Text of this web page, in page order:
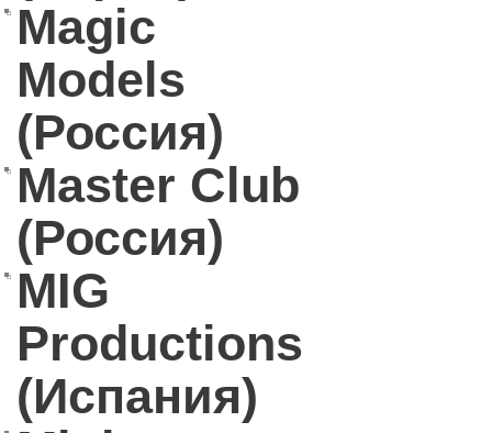
Magic
Models
(Россия)
Master Club
(Россия)
MIG
Productions
(Испания)